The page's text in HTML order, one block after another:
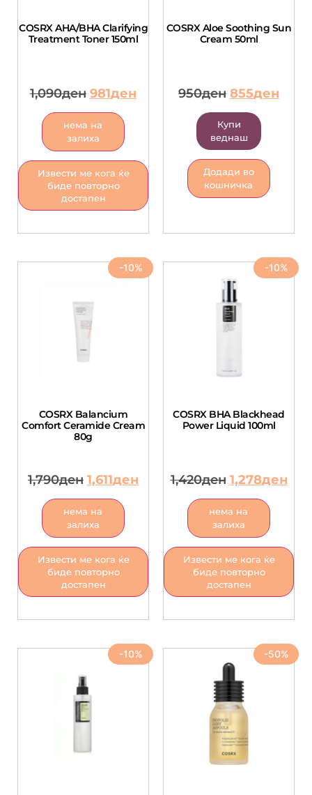
COSRX AHA/BHA Clarifying
Treatment Toner 150ml
1,090ден 981ден
нема на
залиха
Извести ме кога ќе
биде повторно
достапен
COSRX Aloe Soothing Sun
Cream 50ml
950ден 855ден
Купи
веднаш
Додади во
кошничка
-10%
COSRX Balancium
Comfort Ceramide Cream
80g
1,790ден 1,611ден
нема на
залиха
Извести ме кога ќе
биде повторно
достапен
-10%
COSRX BHA Blackhead
Power Liquid 100ml
1,420ден 1,278ден
нема на
залиха
Извести ме кога ќе
биде повторно
достапен
-10% -50%